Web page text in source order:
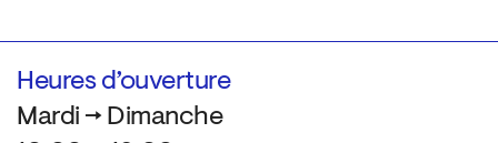
Heures d’ouverture
Mardi → Dimanche